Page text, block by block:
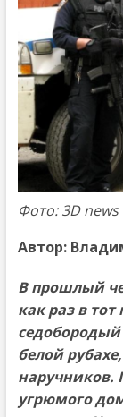
Фото: 3D news
Автор:
В прошлый
как раз в
белой
наручников.
угрюмого